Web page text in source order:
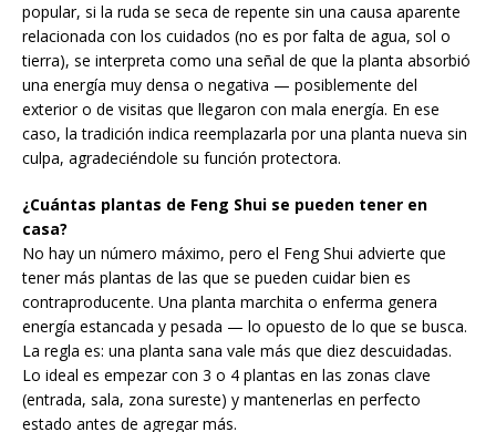
popular, si la ruda se seca de repente sin una causa aparente
relacionada con los cuidados (no es por falta de agua, sol o
tierra), se interpreta como una señal de que la planta absorbió
una energía muy densa o negativa — posiblemente del
exterior o de visitas que llegaron con mala energía. En ese
caso, la tradición indica reemplazarla por una planta nueva sin
culpa, agradeciéndole su función protectora.
¿Cuántas plantas de Feng Shui se pueden tener en
casa?
No hay un número máximo, pero el Feng Shui advierte que
tener más plantas de las que se pueden cuidar bien es
contraproducente. Una planta marchita o enferma genera
energía estancada y pesada — lo opuesto de lo que se busca.
La regla es: una planta sana vale más que diez descuidadas.
Lo ideal es empezar con 3 o 4 plantas en las zonas clave
(entrada, sala, zona sureste) y mantenerlas en perfecto
estado antes de agregar más.